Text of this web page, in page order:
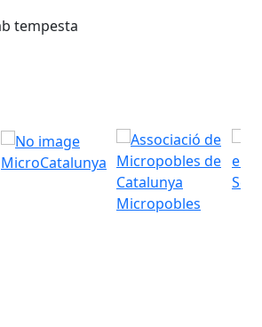
MicroCatalunya
Micropobles
Seu